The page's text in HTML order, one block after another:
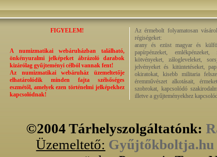
FIGYELEM!
A numizmatikai webáruházban található,
önkényuralmi jelképeket ábrázoló darabok
kizárólag gyűjteményi célból vannak fent!
Az numizmatikai webáruház üzemeltetője
elhatárolódik minden fajta szélsőséges
eszmétől, amelyek ezen történelmi jelképekhez
kapcsolódnak!
Az érmebolt folyamatosan
régiségeket:
arany és ezüst magyar és
papírpénzeket,
kötvényeket, zálogleveleket,
jelvényeket és kitüntetéseket,
okiratokat, kisebb militaria
éremművészet alkotásait,
szobrokat, kapcsolódó
illetve a gyűjteményekhez
©2004 Tárhelyszolgáltatónk:
Üzemeltető: Gyűjtőkboltja.hu